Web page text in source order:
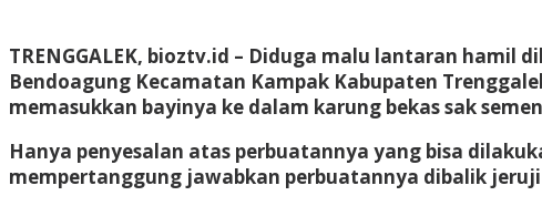
TRENGGALEK, bioztv.id – Diduga malu lantaran hamil
Bendoagung Kecamatan Kampak Kabupaten
memasukkan bayinya ke dalam karung bekas sak
Hanya penyesalan atas perbuatannya yang bisa
mempertanggung jawabkan perbuatannya dibalik